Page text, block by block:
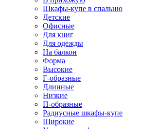
Шкафы-купе в спальню
Детские
Офисные
Для книг
Для одежды
На балкон
Форма
Высокие
Г-образные
Длинные
Низкие
П-образные
Радиусные шкафы-купе
Широкие